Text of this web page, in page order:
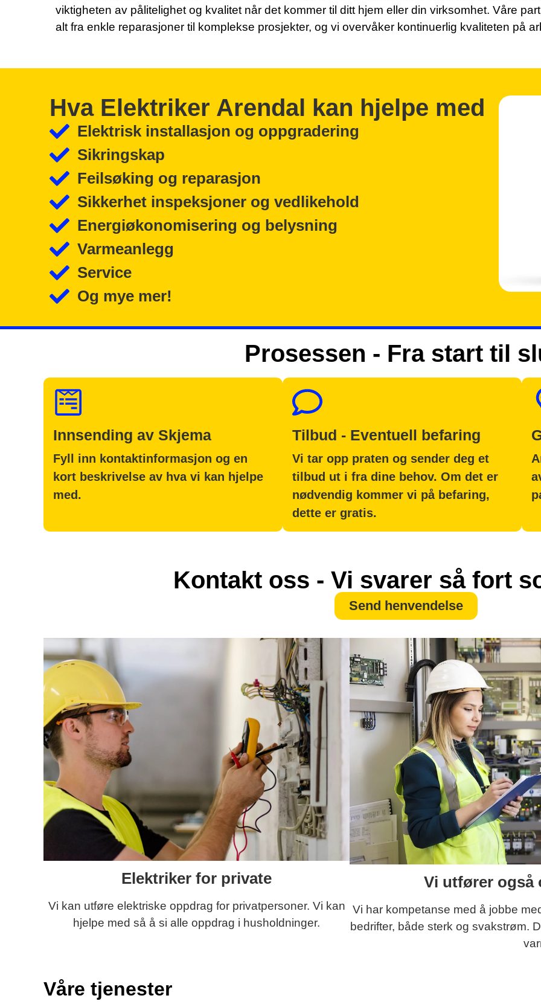
viktigheten av pålitelighet og kvalitet når det kommer til ditt hjem eller din virksomhet. Våre
alt fra enkle reparasjoner til komplekse prosjekter, og vi overvåker kontinuerlig kvaliteten på
Hva Elektriker Arendal kan hjelpe med
Elektrisk installasjon og oppgradering
Sikringskap
Feilsøking og reparasjon
Sikkerhet inspeksjoner og vedlikehold
Energiøkonomisering og belysning
Varmeanlegg
Service
Og mye mer!
Prosessen - Fra start til
Innsending av Skjema
Fyll inn kontaktinformasjon og en
kort beskrivelse av hva vi kan hjelpe
med.
Tilbud - Eventuell befaring
Vi tar opp praten og sender deg et
tilbud ut i fra dine behov. Om det er
nødvendig kommer vi på befaring,
dette er gratis.
Kontakt oss - Vi svarer så fort
Send henvendelse
Vi utfører også
Vi har kompetanse med å jobbe
bedrifter, både sterk og svakstrøm.
Elektriker for private
Vi kan utføre elektriske oppdrag for privatpersoner. Vi kan
hjelpe med så å si alle oppdrag i husholdninger.
Våre tjenester